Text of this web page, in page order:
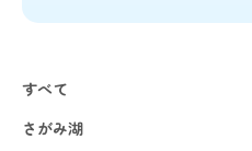
すべて
さがみ湖